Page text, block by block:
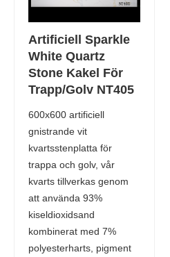
Artificiell Sparkle
White Quartz
Stone Kakel För
Trapp/Golv NT405
600x600 artificiell
gnistrande vit
kvartsstenplatta för
trappa och golv, vår
kvarts tillverkas genom
att använda 93%
kiseldioxidsand
kombinerat med 7%
polyesterharts, pigment